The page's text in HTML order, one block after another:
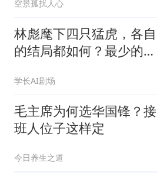
空景孤扰人心
林彪麾下四只猛虎，各自
的结局都如何？最少的都
学长AI剧场
毛主席为何选华国锋？接
班人位子这样定
今日养生之道